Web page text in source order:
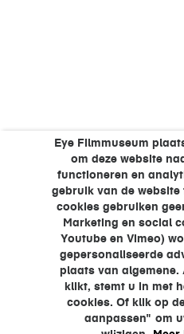
Eye Filmmuseum
om deze website
functioneren en
gebruik van de website
cookies gebruiken
Marketing en social
Youtube en Vimeo)
gepersonaliseerde
plaats van algemene.
klikt, stemt u in met
cookies. Of klik op
aanpassen" om